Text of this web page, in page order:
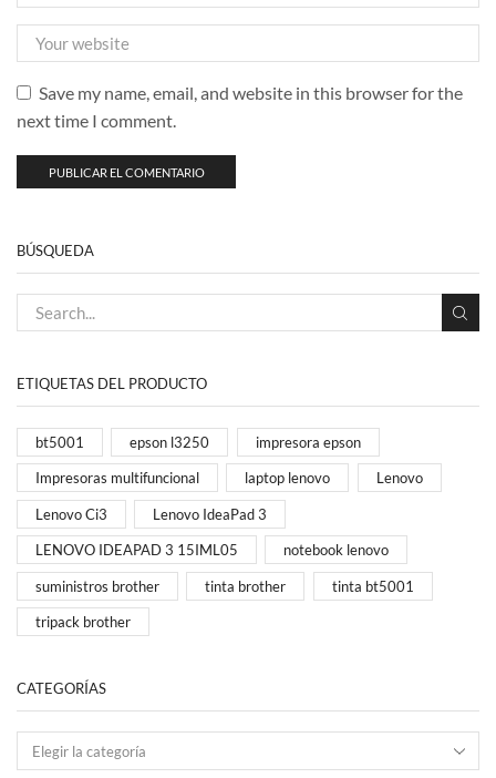
Save my name, email, and website in this browser for the
next time I comment.
BÚSQUEDA
ETIQUETAS DEL PRODUCTO
bt5001 epson l3250 impresora epson
Impresoras multifuncional laptop lenovo Lenovo
Lenovo Ci3 Lenovo IdeaPad 3
LENOVO IDEAPAD 3 15IML05 notebook lenovo
suministros brother tinta brother tinta bt5001
tripack brother
CATEGORÍAS